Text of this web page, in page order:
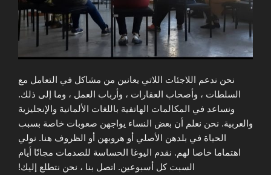
نحن ندعم اللاجئات اللاتي يعانين من مشاكل في التعامل مع
السلطات ، وأصحاب العقارات ، وأرباب العمل ، وما إلى ذلك.
ونساعد في المكالمات الهاتفية باللغات الألمانية والإنجليزية
والعربية. نحن نعلم أن بعض النساء يواجهن صعوبات خاصة بسبب
الحياة في بلدهن الأصلي أو هروبهن أو الظروف هنا. نولي
اهتماما خاصا لهم. نقدم اليوغا الحساسة للصدمات مجانًا أيام
السبت كل أسبوعين. اتصل بنا ، نحن نتطلع إليك!